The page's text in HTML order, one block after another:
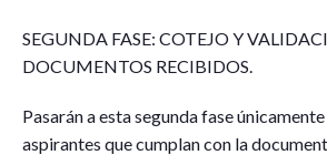
SEGUNDA FASE: COTEJO Y
DOCUMENTOS RECIBIDOS.
Pasarán a esta segunda fase
aspirantes que cumplan con la